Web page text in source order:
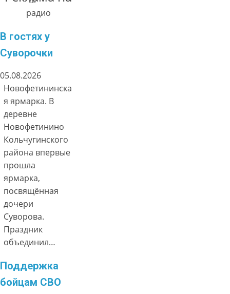
радио
В гостях у
Суворочки
05.08.2026
Новофетининска
я ярмарка. В
деревне
Новофетинино
Кольчугинского
района впервые
прошла
ярмарка,
посвящённая
дочери
Суворова.
Праздник
объединил…
Поддержка
бойцам СВО